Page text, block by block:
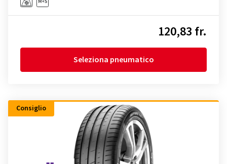
120,83 fr.
Seleziona pneumatico
Consiglio